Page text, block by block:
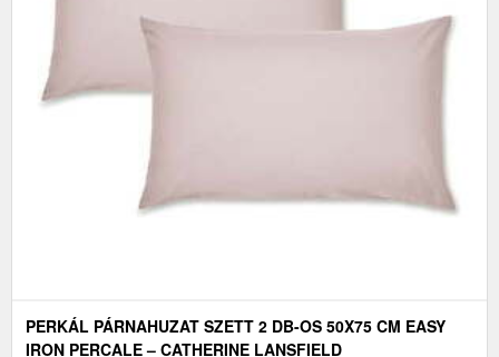
PERKÁL PÁRNAHUZAT SZETT 2 DB-OS 50X75 CM EASY
IRON PERCALE – CATHERINE LANSFIELD